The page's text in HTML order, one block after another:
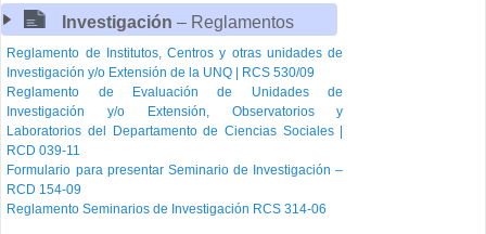
Investigación – Reglamentos
Reglamento de Institutos, Centros y otras unidades de
Investigación y/o Extensión de la UNQ | RCS 530/09
Reglamento de Evaluación de Unidades de
Investigación y/o Extensión, Observatorios y
Laboratorios del Departamento de Ciencias Sociales |
RCD 039-11
Formulario para presentar Seminario de Investigación –
RCD 154-09
Reglamento Seminarios de Investigación RCS 314-06